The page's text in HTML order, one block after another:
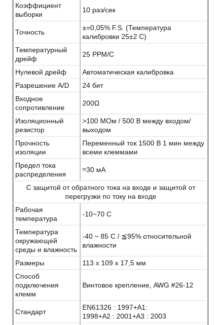
Коэффициент
выборки
10 раз/сек
Точность
±=0,05% F.S. (Температура
калибровки 25±2 C)
Температурный
дрейф
25 PPM/C
Нулевой дрейф
Автоматическая калибровка
Разрешение A/D
24 бит
Входное
сопротивление
200Ω
Изоляционный
резистор
>100 МОм / 500 В между входом/
выходом
Прочность
изоляции
Переменный ток 1500 В 1 мин между
всеми клеммами
Предел тока
распределения
≈30 мА
С защитой от обратного тока на входе и защитой от
перегрузки по току на входе
Рабочая
температура
-10~70 C
Температура
окружающей
среды и влажность
-40 ~ 85 C / ≦95% относительной
влажности
Размеры
113 х 109 х 17,5 мм
Способ
подключения
клемм
Винтовое крепление, AWG #26-12
Стандарт
EN61326 : 1997+A1:
1998+A2 : 2001+A3 : 2003